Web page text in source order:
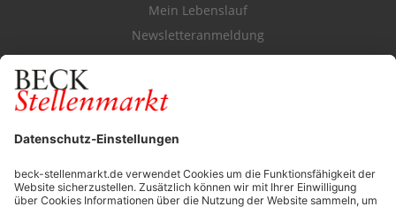
Mein Lebenslauf
Newsletteranmeldung
Durchsuchen Sie den Stellenkatalog
FÜR ARBEITGEBER
Stellenmarktpreise
Anzeigen-AGB
Media-Daten